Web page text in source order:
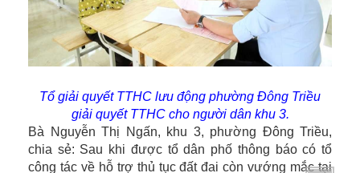
Tổ giải quyết TTHC lưu động phường Đông Triều
giải quyết TTHC cho người dân khu 3.
Bà Nguyễn Thị Ngấn, khu 3, phường Đông Triều,
chia sẻ: Sau khi được tổ dân phố thông báo có tổ
công tác về hỗ trợ thủ tục đất đai còn vướng mắc tại